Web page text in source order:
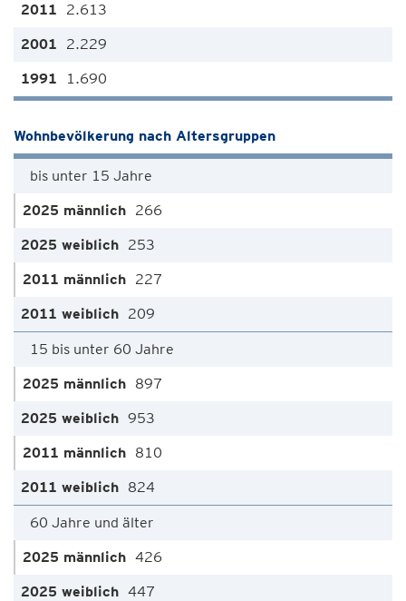
2.613
2.229
1.690
Wohnbevölkerung nach Altersgruppen
bis unter 15 Jahre
266
253
227
209
15 bis unter 60 Jahre
897
953
810
824
60 Jahre und älter
426
447